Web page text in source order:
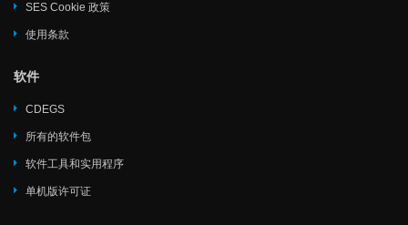
SES Cookie 政策
使用条款
软件
CDEGS
所有的软件包
软件工具和实用程序
单机版许可证